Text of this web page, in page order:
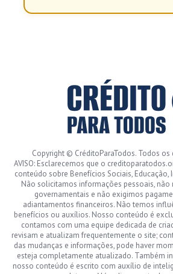
Copyright © CréditoParaTodos. Todos os
AVISO: Esclarecemos que o
conteúdo sobre Benefícios Sociais,
Não solicitamos informações pessoais, não
governamentais e não exigimos
adiantamentos financeiros. Não temos
benefícios ou auxílios. Nosso conteúdo é
contamos com uma equipe dedicada de
revisam e atualizam frequentemente o site;
das mudanças e informações, pode haver
esteja completamente atualizado. Também
nosso conteúdo é escrito com auxílio de